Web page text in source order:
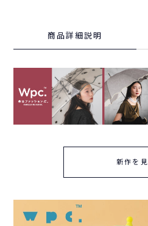
商品詳細説明
新作を見